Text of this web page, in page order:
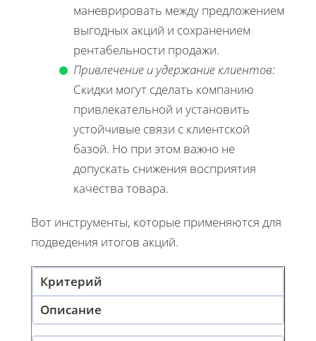
маневрировать между предложением
выгодных акций и сохранением
рентабельности продажи.
Привлечение и удержание клиентов:
Скидки могут сделать компанию
привлекательной и установить
устойчивые связи с клиентской
базой. Но при этом важно не
допускать снижения восприятия
качества товара.
Вот инструменты, которые применяются для
подведения итогов акций.
Критерий
Описание